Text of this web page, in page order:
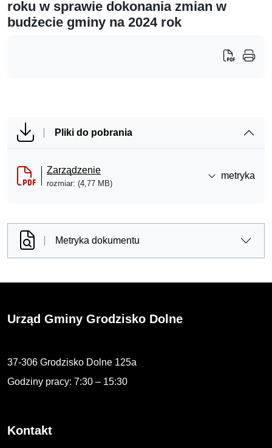
roku w sprawie dokonania zmian w
budżecie gminy na 2024 rok
Pliki do pobrania
Zarządzenie
rozmiar: (4,77 MB)
metryka
Metryka dokumentu
Urząd Gminy Grodzisko Dolne
37-306 Grodzisko Dolne 125a
Godziny pracy: 7:30 – 15:30
Kontakt